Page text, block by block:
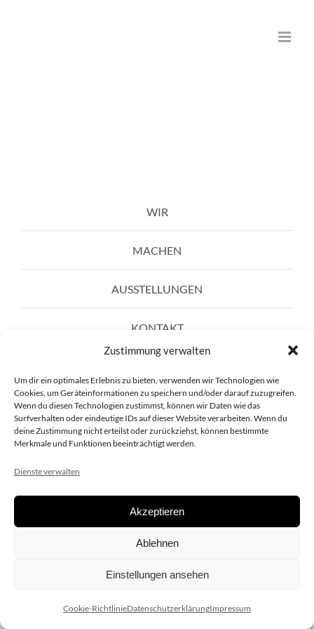
Zustimmung verwalten
Um dir ein optimales Erlebnis zu bieten, verwenden wir Technologien wie
Cookies, um Geräteinformationen zu speichern und/oder darauf zuzugreifen.
Wenn du diesen Technologien zustimmst, können wir Daten wie das
Surfverhalten oder eindeutige IDs auf dieser Website verarbeiten. Wenn du
deine Zustimmung nicht erteilst oder zurückziehst, können bestimmte
Merkmale und Funktionen beeinträchtigt werden.
Dienste verwalten
Akzeptieren
Ablehnen
Einstellungen ansehen
Cookie-RichtlinieDatenschutzerklärungImpressum
WIR
MACHEN
AUSSTELLUNGEN
KONTAKT
Copyright 2020 dieSCHAUsteller.at |Datenschützerklärung|
| Design:www.ARGEntur.at